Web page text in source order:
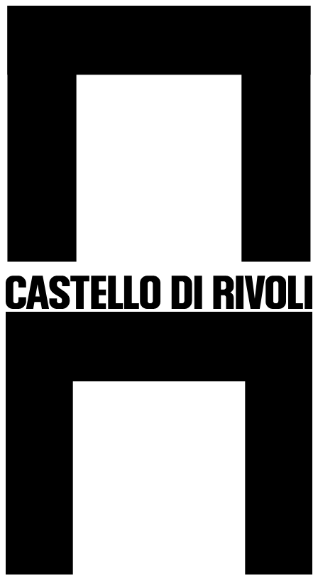
all'homepage